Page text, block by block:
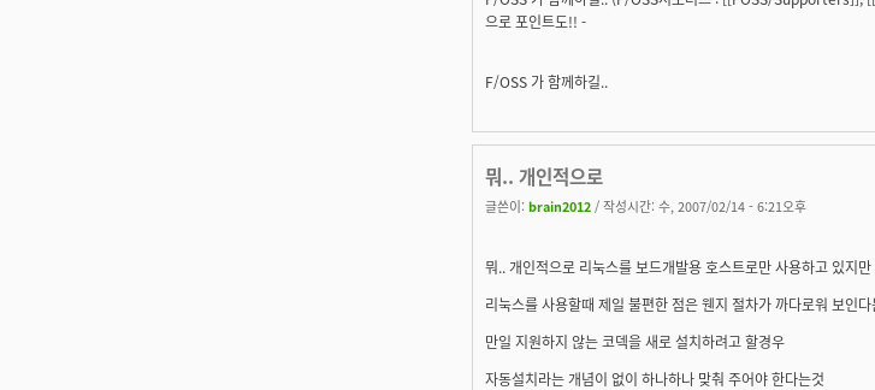
으로 포인트도!! -
F/OSS 가 함께하길..
뭐.. 개인적으로
글쓴이: brain2012 / 작성시간: 수, 2007/02/14 - 6:21오후
뭐.. 개인적으로 리눅스를 보드개발용 호스트로만 사용하고 있지만
리눅스를 사용할때 제일 불편한 점은 웬지 절차가 까다로워 보인다
만일 지원하지 않는 코덱을 새로 설치하려고 할경우
자동설치라는 개념이 없이 하나하나 맞춰 주어야 한다는것